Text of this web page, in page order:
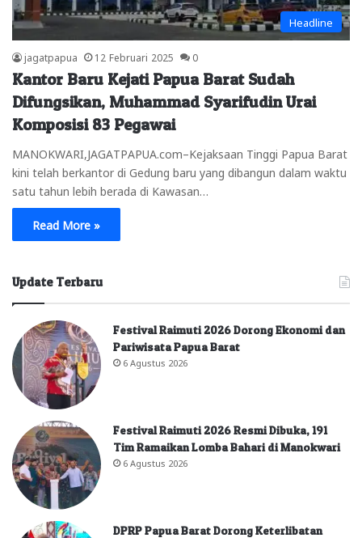
Headline
jagatpapua 12 Februari 2025 0
Kantor Baru Kejati Papua Barat Sudah
Difungsikan, Muhammad Syarifudin Urai
Komposisi 83 Pegawai
MANOKWARI,JAGATPAPUA.com–Kejaksaan Tinggi Papua Barat
kini telah berkantor di Gedung baru yang dibangun dalam waktu
satu tahun lebih berada di Kawasan…
Read More »
Update Terbaru
Festival Raimuti 2026 Dorong Ekonomi dan
Pariwisata Papua Barat
6 Agustus 2026
Festival Raimuti 2026 Resmi Dibuka, 191
Tim Ramaikan Lomba Bahari di Manokwari
6 Agustus 2026
DPRP Papua Barat Dorong Keterlibatan